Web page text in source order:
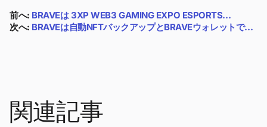
前へ: BRAVEは 3XP WEB3 GAMING EXPO ESPORTS…
次へ: BRAVEは自動NFTバックアップとBRAVEウォレットで…
関連記事